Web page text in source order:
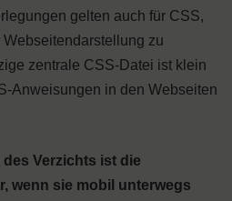
gelten auch für CSS,
zu
zentrale CSS-Datei ist klein
Anweisungen in den Webseiten
Verzichts ist die
wenn sie mobil unterwegs